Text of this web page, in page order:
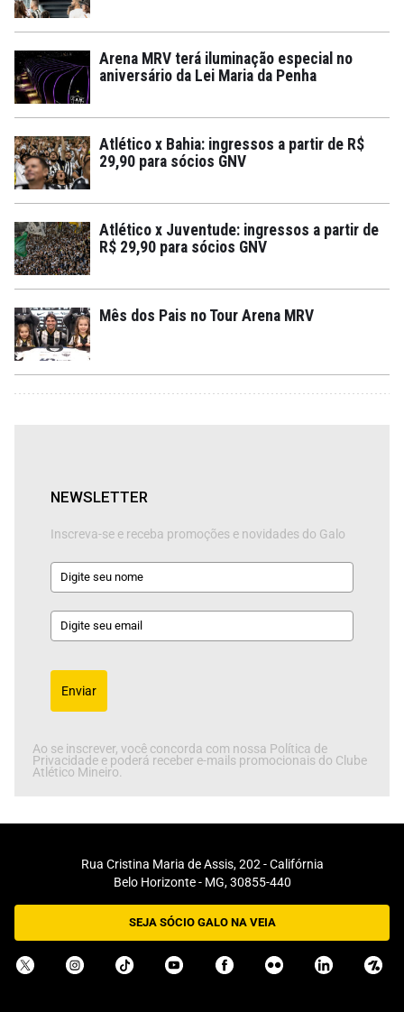
Arena MRV terá iluminação especial no
aniversário da Lei Maria da Penha
Atlético x Bahia: ingressos a partir de R$
29,90 para sócios GNV
Atlético x Juventude: ingressos a partir de
R$ 29,90 para sócios GNV
Mês dos Pais no Tour Arena MRV
NEWSLETTER
Inscreva-se e receba promoções e novidades do Galo
Enviar
Ao se inscrever, você concorda com nossa Política de
Privacidade e poderá receber e-mails promocionais do Clube
Atlético Mineiro.
Rua Cristina Maria de Assis, 202 - Califórnia
Belo Horizonte - MG, 30855-440
SEJA SÓCIO GALO NA VEIA